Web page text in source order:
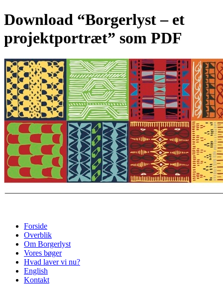
Download “Borgerlyst – et
projektportræt” som PDF
Forside
Overblik
Om Borgerlyst
Vores bøger
Hvad laver vi nu?
English
Kontakt